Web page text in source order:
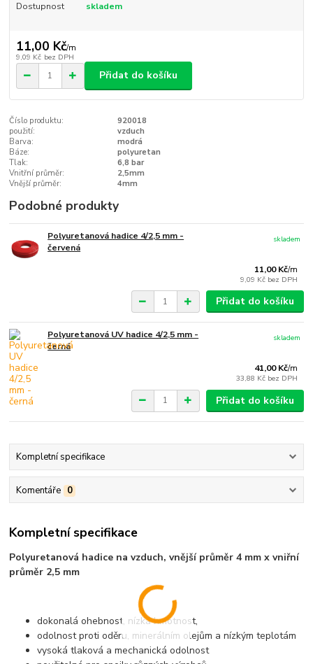
Dostupnost skladem
11,00 Kč/m
9,09 Kč bez DPH
Přidat do košíku
Číslo produktu:
920018
použití:
vzduch
Barva:
modrá
Báze:
polyuretan
Tlak:
6,8 bar
Vnitřní průměr:
2,5mm
Vnější průměr:
4mm
Podobné produkty
Polyuretanová hadice 4/2,5 mm -
červená
11,00 Kč/m
9,09 Kč bez DPH
skladem
Přidat do košíku
Polyuretanová UV hadice 4/2,5 mm -
černá
41,00 Kč/m
33,88 Kč bez DPH
skladem
Přidat do košíku
Kompletní specifikace
Komentáře 0
Kompletní specifikace
Polyuretanová hadice na vzduch,vnější průměr 4 mm x vniřní
průměr 2,5 mm
dokonalá ohebnost, nízká hmotnost,
odolnost proti oděru, minerálním olejům a nízkým teplotám
vysoká tlaková a mechanická odolnost